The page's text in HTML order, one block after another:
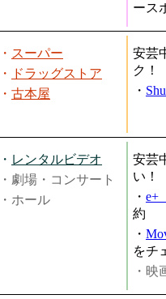
ース
・ スーパー
・
ドラッグストア
・ 古本屋
安芸
ク！
・
・ レンタルビデオ
・劇場・コンサート
・ホール
安芸
い！
・ e+
約
・
をチ
・映